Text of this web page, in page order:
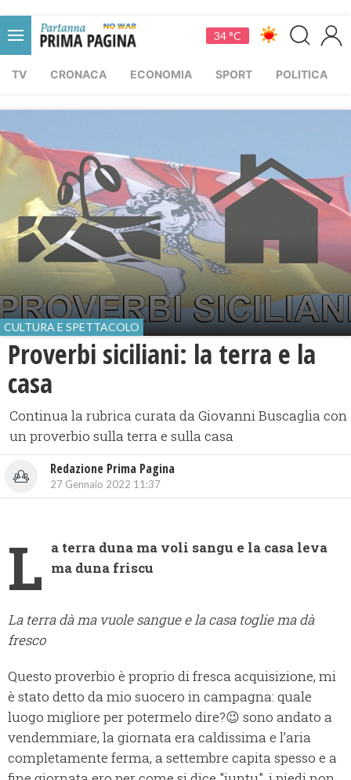
34 °C
TV CRONACA ECONOMIA SPORT POLITICA
CULTURA E SPETTACOLO
Proverbi siciliani: la terra e la
casa
Continua la rubrica curata da Giovanni Buscaglia con
un proverbio sulla terra e sulla casa
Redazione Prima Pagina
27 Gennaio 2022 11:37
L a terra duna ma voli sangu e la casa leva
ma duna friscu
La terra dà ma vuole sangue e la casa toglie ma dà
fresco
Questo proverbio è proprio di fresca acquisizione, mi
è stato detto da mio suocero in campagna: quale
luogo migliore per potermelo dire?😉 sono andato a
vendemmiare, la giornata era caldissima e l’aria
completamente ferma, a settembre capita spesso e a